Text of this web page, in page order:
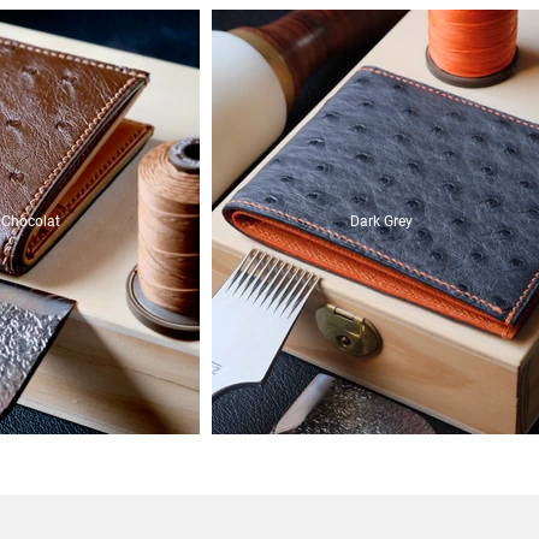
Chocolat Dark Grey